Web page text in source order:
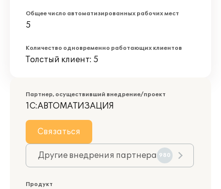
Общее число автоматизированных рабочих мест
5
Количество одновременно работающих клиентов
Толстый клиент: 5
Партнер, осуществивший внедрение/проект
1С:АВТОМАТИЗАЦИЯ
Связаться
Другие внедрения партнера 980
Продукт